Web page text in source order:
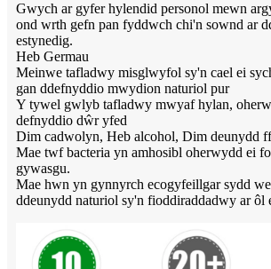
Gwych ar gyfer hylendid personol mewn
ond wrth gefn pan fyddwch chi'n sownd ar
estynedig.
Heb Germau
Meinwe tafladwy misglwyfol sy'n cael ei
gan ddefnyddio mwydion naturiol pur
Y tywel gwlyb tafladwy mwyaf hylan,
defnyddio dŵr yfed
Dim cadwolyn, Heb alcohol, Dim deunydd
Mae twf bacteria yn amhosibl oherwydd ei
gywasgu.
Mae hwn yn gynnyrch ecogyfeillgar sydd
ddeunydd naturiol sy'n fioddiraddadwy ar ôl